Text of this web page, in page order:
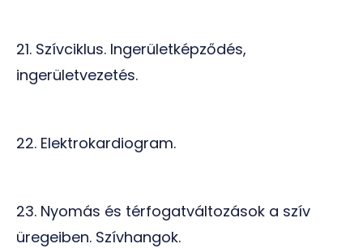
21. Szívciklus. Ingerületképződés,
ingerületvezetés.
22. Elektrokardiogram.
23. Nyomás és térfogatváltozások a szív
üregeiben. Szívhangok.